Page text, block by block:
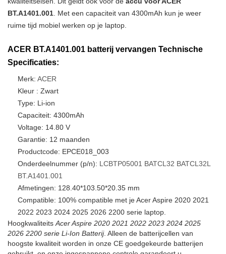
BT.A1401.001 . Met een capaciteit van 4300mAh kun je weer
ruime tijd mobiel werken op je laptop.
ACER BT.A1401.001 batterij vervangen Technische
Specificaties:
Merk: ACER
Kleur : Zwart
Type: Li-ion
Capaciteit: 4300mAh
Voltage: 14.80 V
Garantie: 12 maanden
Productcode: EPCE018_003
Onderdeelnummer (p/n): LCBTP05001 BATCL32 BATCL32L
BT.A1401.001
Afmetingen: 128.40*103.50*20.35 mm
Compatible: 100% compatible met je Acer Aspire 2020 2021
2022 2023 2024 2025 2026 2200 serie laptop.
Hoogkwaliteits Acer Aspire 2020 2021 2022 2023 2024 2025
2026 2200 serie Li-Ion Batterij. Alleen de batterijcellen van
hoogste kwaliteit worden in onze CE goedgekeurde batterijen